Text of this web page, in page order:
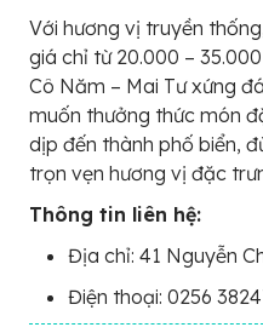
Với hương vị truyền
giá chỉ từ 20.000 –
Cô Năm – Mai Tư xứng
muốn thưởng thức món
dịp đến thành phố biển,
trọn vẹn hương vị đặc
Thông tin liên hệ:
Địa chỉ: 41 Nguyễn
Điện thoại: 0256